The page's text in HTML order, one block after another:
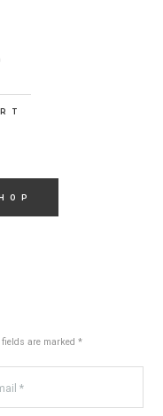
are marked *